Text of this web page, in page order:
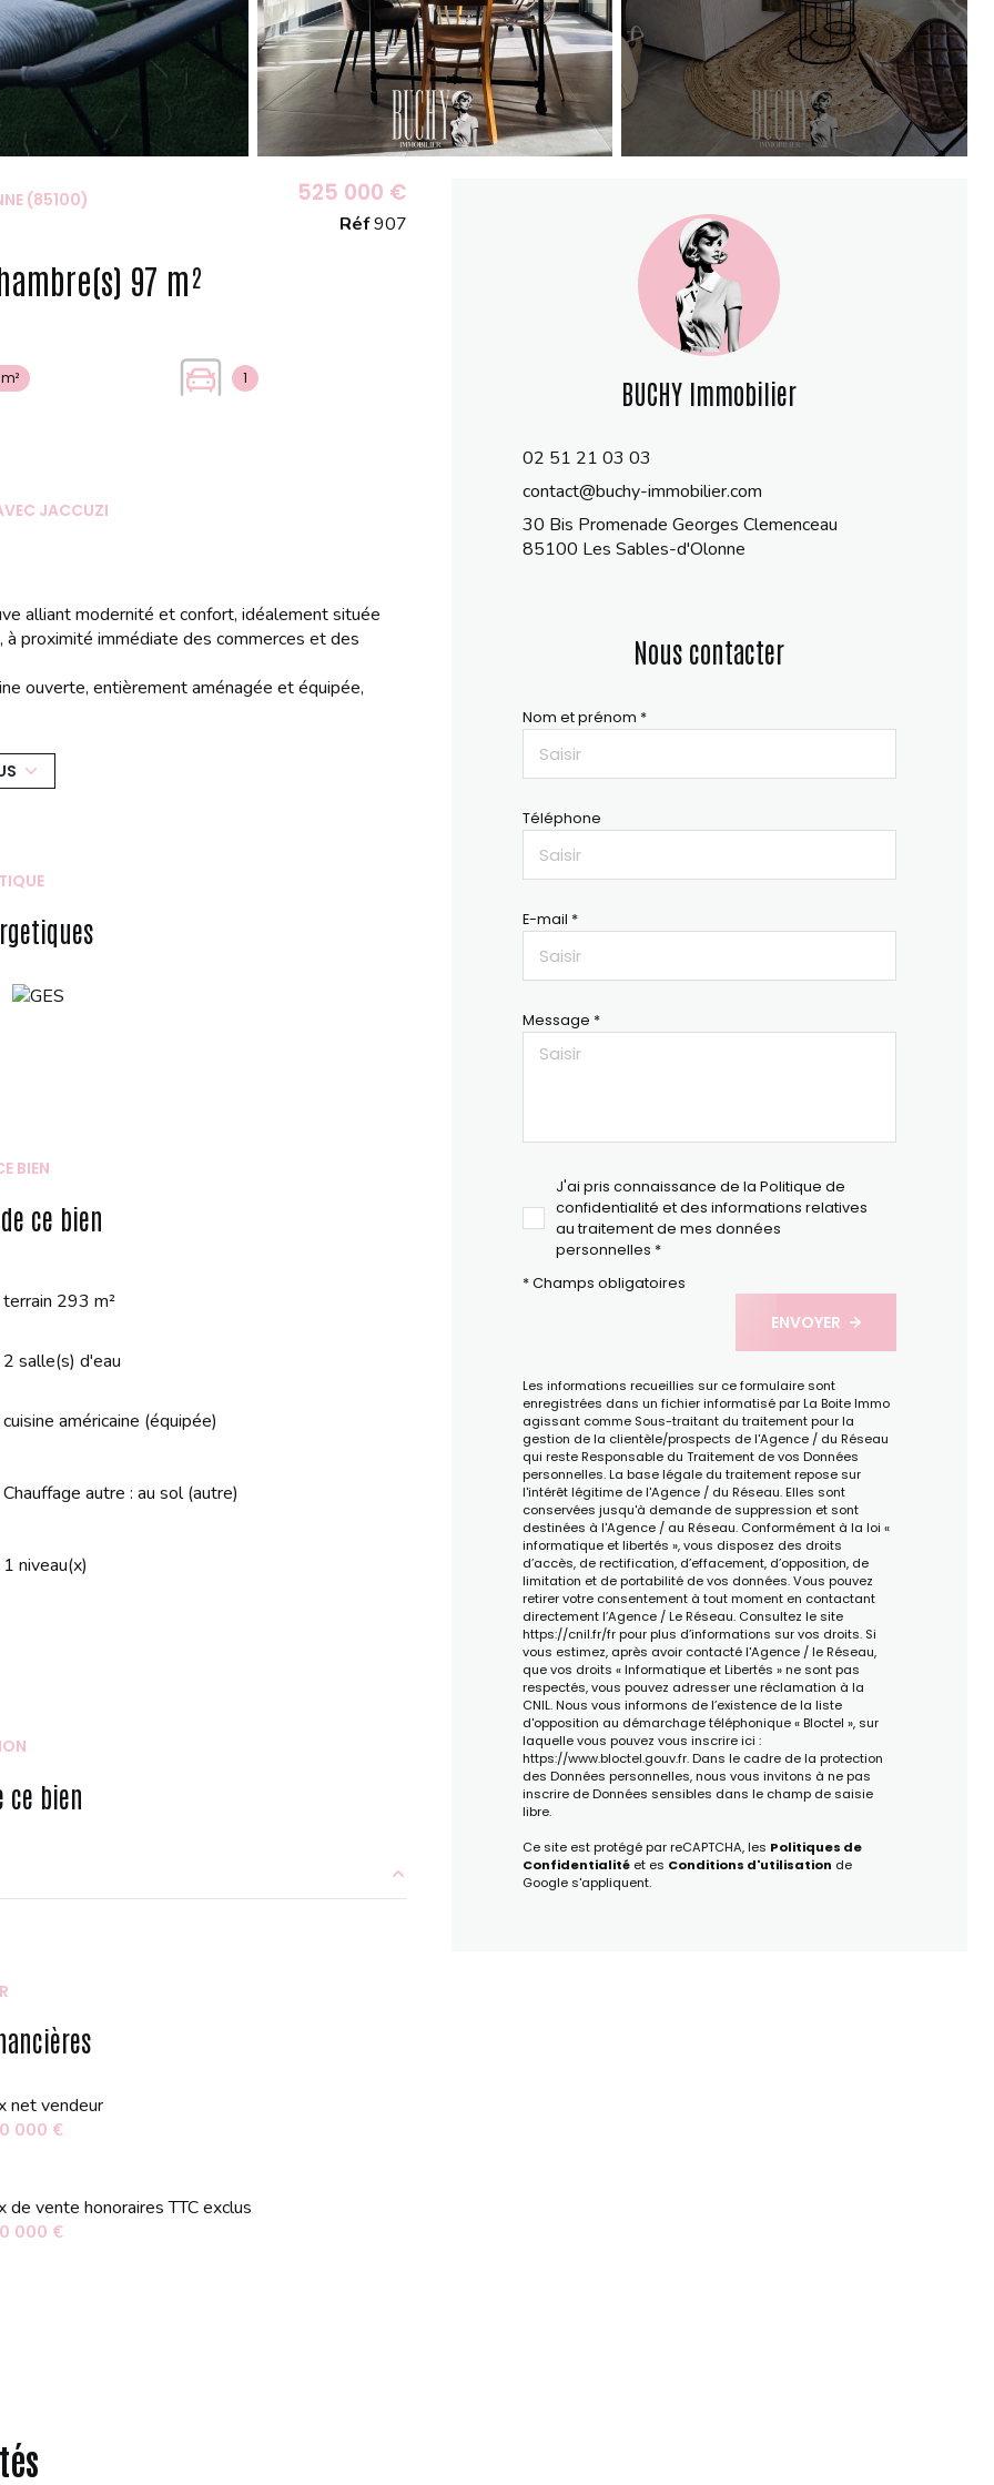
(85100)
Maison 4 pièce(s) 3 chambre(s) 97 m²
1
525 000 €
Réf907
JACCUZI
alliant modernité et confort, idéalement située
proximité immédiate des commerces et des
ouverte, entièrement aménagée et équipée,
avec dressing et salle de douche privative.
garage.
sans tarder !
disponibles sur le site
BIEN
ce bien
terrain 293 m²
2 salle(s) d'eau
cuisine américaine (équipée)
Chauffage autre : au sol (autre)
1 niveau(x)
ce bien
net vendeur
000 €
de vente honoraires TTC exclus
000 €
BUCHY Immobilier
02 51 21 03 03
contact@buchy-immobilier.com
30 Bis Promenade Georges Clemenceau
85100 Les Sables-d'Olonne
Nous contacter
Nom et prénom *
Téléphone
E-mail *
Message *
J'ai pris connaissance de la Politique de
confidentialité et des informations relatives
au traitement de mes données
personnelles *
* Champs obligatoires
ENVOYER
Les informations recueillies sur ce formulaire sont
enregistrées dans un fichier informatisé par La Boite Immo
agissant comme Sous-traitant du traitement pour la
gestion de la clientèle/prospects de l'Agence / du Réseau
qui reste Responsable du Traitement de vos Données
personnelles. La base légale du traitement repose sur
l'intérêt légitime de l'Agence / du Réseau. Elles sont
conservées jusqu'à demande de suppression et sont
destinées à l'Agence / au Réseau. Conformément à la loi «
informatique et libertés », vous disposez des droits
d’accès, de rectification, d’effacement, d’opposition, de
limitation et de portabilité de vos données. Vous pouvez
retirer votre consentement à tout moment en contactant
directement l’Agence / Le Réseau. Consultez le site
https://cnil.fr/frpour plus d’informations sur vos droits. Si
vous estimez, après avoir contacté l'Agence / le Réseau,
que vos droits « Informatique et Libertés » ne sont pas
respectés, vous pouvez adresser une réclamation à la
CNIL. Nous vous informons de l’existence de la liste
d'opposition au démarchage téléphonique « Bloctel », sur
laquelle vous pouvez vous inscrire ici :
https://www.bloctel.gouv.fr. Dans le cadre de la protection
des Données personnelles, nous vous invitons à ne pas
inscrire de Données sensibles dans le champ de saisie
libre.
Ce site est protégé par reCAPTCHA, les Politiques de
Confidentialitéet es Conditions d'utilisation de
Google s'appliquent.